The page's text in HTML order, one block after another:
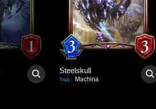
Steelskull
Trait : Machina